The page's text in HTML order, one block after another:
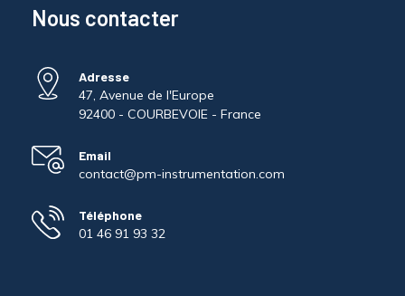
Nous contacter
Adresse
47, Avenue de l'Europe
92400 - COURBEVOIE - France
Email
contact@pm-instrumentation.com
Téléphone
01 46 91 93 32